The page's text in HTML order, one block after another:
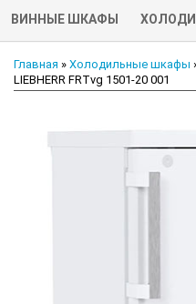
ВИННЫЕ ШКАФЫ
Главная » Холодильные шкафы
LIEBHERR FRTvg 1501-20 001